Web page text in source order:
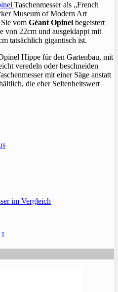
Taschenmesser als „French
Museum of Modern Art
vom Géant Opinel begeistert
von 22cm und ausgeklappt mit
tatsächlich gigantisch ist.
Hippe für den Gartenbau, mit
veredeln oder beschneiden
mit einer Säge anstatt
die eher Seltenheitswert
im Vergleich